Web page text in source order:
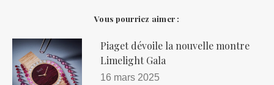
Vous pourriez aimer :
Piaget dévoile la nouvelle montre
Limelight Gala
16 mars 2025